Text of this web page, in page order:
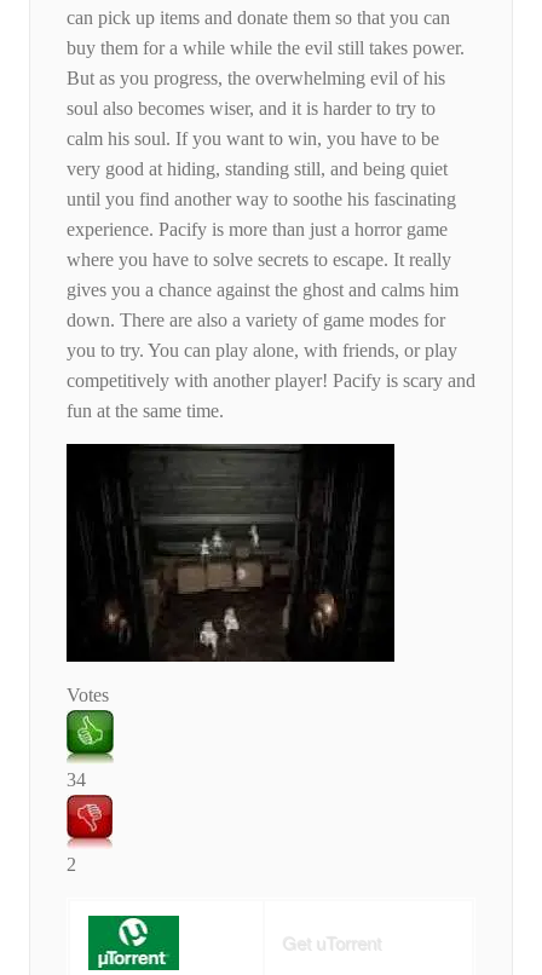
can pick up items and donate them so that you can
buy them for a while while the evil still takes power.
But as you progress, the overwhelming evil of his
soul also becomes wiser, and it is harder to try to
calm his soul. If you want to win, you have to be
very good at hiding, standing still, and being quiet
until you find another way to soothe his fascinating
experience. Pacify is more than just a horror game
where you have to solve secrets to escape. It really
gives you a chance against the ghost and calms him
down. There are also a variety of game modes for
you to try. You can play alone, with friends, or play
competitively with another player! Pacify is scary and
fun at the same time.
Votes
34
2
Get uTorrent